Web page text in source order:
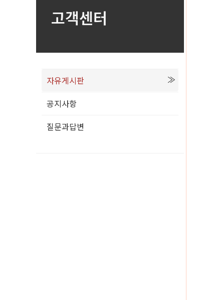
고객센터
자유게시판
공지사항
질문과답변